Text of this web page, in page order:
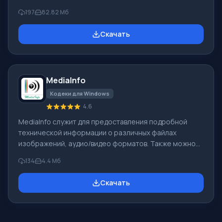
версия пробной программы перекодировки файлов
видео. Нужно отметить интеграцию со многими
приложениями в работе с видео: Adobe Premiere,
огромной степенью сжатия. В пакет входят: DivX
PlusPlayer —
197 82.82 Mб
Скачать
MediaInfo
Кодеки для Windows
4.6
MediaInfo служит для предоставления подробной
технической информации о различных файлах
изображений, аудио/видео форматов. Также можно
авторе, режиссере, кодеке, формате. О языке
субтитров, числе частей, частоте кадров, числе
каналов и др. Помимо того, эта программа
134 4.4 Mб
Скачать